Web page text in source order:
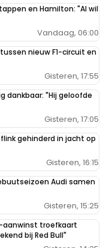
en Hamilton: "Al wil
Vandaag, 06:00
nieuw F1-circuit en
Gisteren, 17:55
dankbaar: "Hij geloofde
Gisteren, 17:05
gehinderd in jacht op
Gisteren, 16:15
Audi samen
Gisteren, 15:25
aanwinst troefkaart
bij Red Bull"